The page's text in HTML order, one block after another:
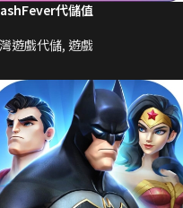
代儲值
遊戲代儲, 遊戲